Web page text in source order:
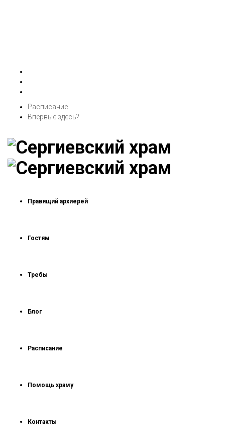
Расписание
Впервые здесь?
Правящий архиерей
Гостям
Требы
Блог
Расписание
Помощь храму
Контакты